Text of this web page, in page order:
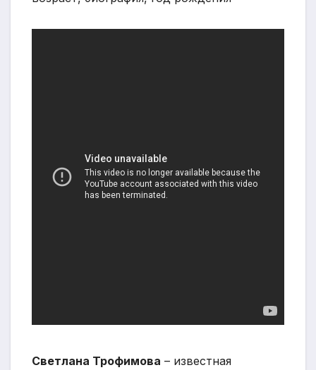
Светлана Трофимова – известная